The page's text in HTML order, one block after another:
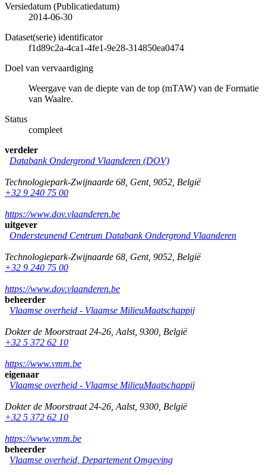
Versiedatum (Publicatiedatum)
2014-06-30
Dataset(serie) identificator
f1d89c2a-4ca1-4fe1-9e28-314850ea0474
Doel van vervaardiging
Weergave van de diepte van de top (mTAW) van de Formatie
van Waalre.
Status
compleet
verdeler
Databank Ondergrond Vlaanderen (DOV)
Technologiepark-Zwijnaarde 68 Gent, 9052 België
+32 9 240 75 00
https://www.dov.vlaanderen.be
uitgever
Ondersteunend Centrum Databank Ondergrond Vlaanderen
Technologiepark-Zwijnaarde 68 Gent, 9052 België
+32 9 240 75 00
https://www.dov.vlaanderen.be
beheerder
Vlaamse overheid - Vlaamse MilieuMaatschappij
Dokter de Moorstraat 24-26 Aalst, 9300 België
+32 5 372 62 10
https://www.vmm.be
eigenaar
Vlaamse overheid - Vlaamse MilieuMaatschappij
Dokter de Moorstraat 24-26 Aalst, 9300 België
+32 5 372 62 10
https://www.vmm.be
beheerder
Vlaamse overheid, Departement Omgeving